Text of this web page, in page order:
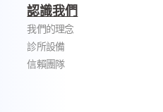
認識我們
我們的理念
診所設備
信賴團隊